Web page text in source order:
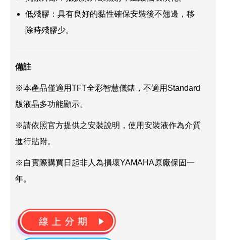
低殘膠：具有良好的黏性確保安裝後不翹邊，移
除時殘膠少。
備註
※本產品僅適用TFT全彩智慧儀錶，不適用Standard
版液晶多功能顯示。
※請依照官方提供之安裝說明，使用安裝液作為介質
進行貼附。
※自實際購買日起非人為損壞YAMAHA原廠保固一
年。